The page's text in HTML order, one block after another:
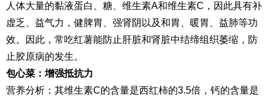
人体大量的黏液蛋白、糖、维生素A和维生素C，因此具有补
虚乏、益气力，健脾胃、强肾阴以及和胃、暖胃、益肺等功
效。因此，常吃红薯能防止肝脏和肾脏中结缔组织萎缩，防
止胶原病的发生。
包心菜：增强抵抗力
营养分析：其维生素C的含量是西红柿的3.5倍，钙的含量是